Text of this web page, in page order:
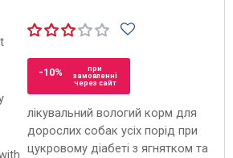
-10%
при
замовленні
через сайт
лікувальний вологий корм для
дорослих собак усіх порід при
цукровому діабеті з ягнятком та